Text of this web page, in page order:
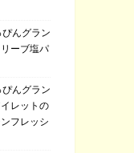
んグラン
ーブ塩パ
んグラン
レットの
フレッシ